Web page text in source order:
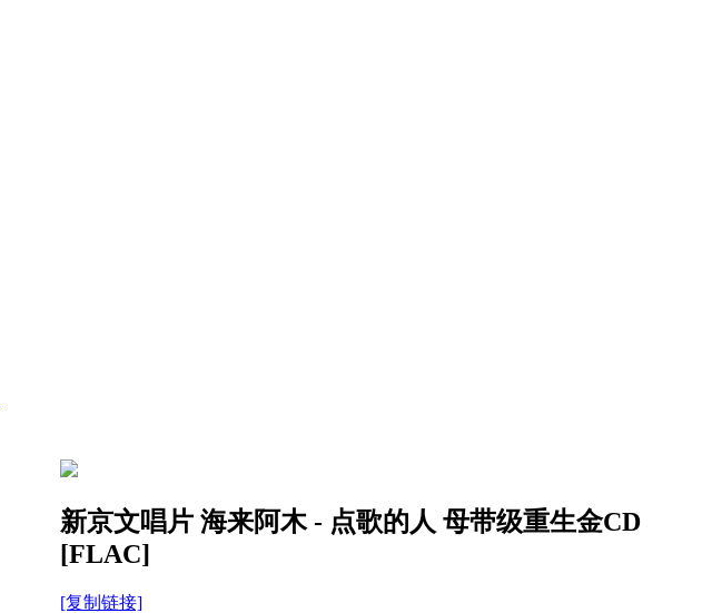
新京文唱片 海来阿木 - 点歌的人 母带级重生金CD
[FLAC]
[复制链接]